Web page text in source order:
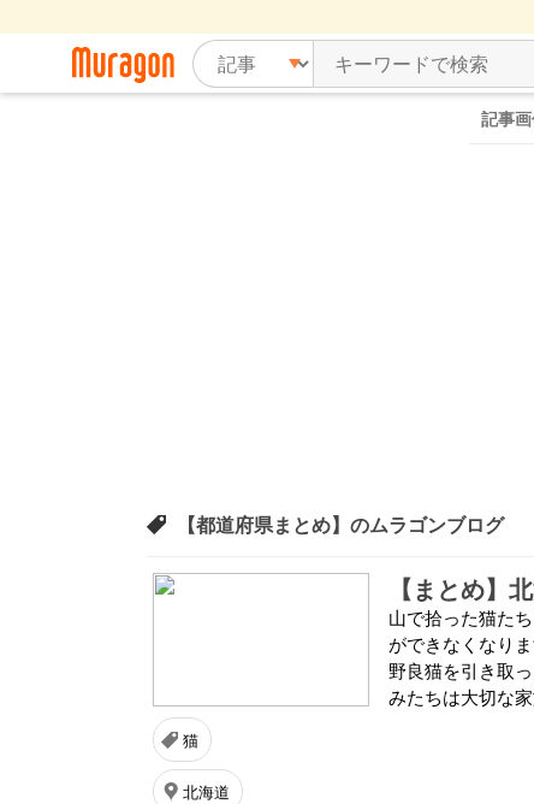
記事
【都道府県まとめ】のムラゴンブログ
【まとめ】
山で拾った猫た
ができなくなり
野良猫を引き取
みたちは大切な
猫
北海道